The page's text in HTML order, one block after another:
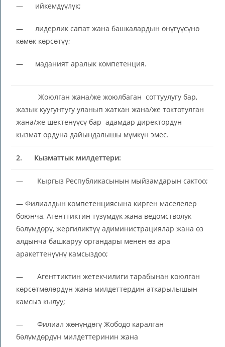
— ийкемдүүлүк;
— лидерлик сапат жана башкалардын өнүгүүсүнө
көмөк көрсөтүү;
— маданият аралык компетенция.
Жоюлган жана/же жоюлбаган соттуулугу бар,
жазык куугунтугу уланып жаткан жана/же токтотулган
жана/же шектенүүсү бар адамдар директордун
кызмат ордуна дайындалышы мүмкүн эмес.
2. Кызматтык милдеттери:
— Кыргыз Республикасынын мыйзамдарын сактоо;
— Филиалдын компетенциясына кирген маселелер
боюнча, Агенттиктин түзүмдүк жана ведомстволук
бөлүмдөрү, жергиликтүү адиминистрациялар жана өз
алдынча башкаруу органдары менен өз ара
аракеттенүүнү камсыздоо;
— Агенттиктин жетекчилиги тарабынан коюлган
көрсөтмөлөрдүн жана милдеттердин аткарылышын
камсыз кылуу;
— Филиал жөнүндөгү Жободо каралган
бөлүмдөрдүн милдеттеринин жана